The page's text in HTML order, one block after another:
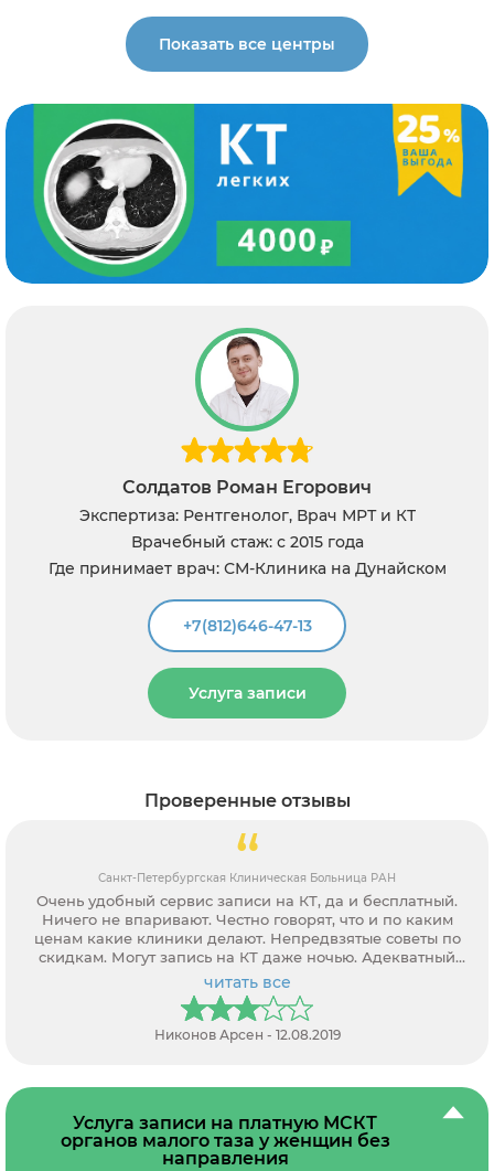
Показать все центры
МРТ и КТ
на Дунайском
Алексеев Кирилл
Экспертиза: Рентгенолог,
Врачебный стаж: с
Где принимает врач: СМ-Клиника
Проверенные отзывы
Больница РАН
на КТ, да и бесплатный.
говорят, что и по каким
Непредвзятые советы по
даже ночью. Адекватный
ЦМРТ в Гатчине на
Записался на КТ в Северо-
Находится в больнице. И
заключение пришлось
раньше не
Услуга записи на платную МСКТ
органов малого таза у женщин без
направления